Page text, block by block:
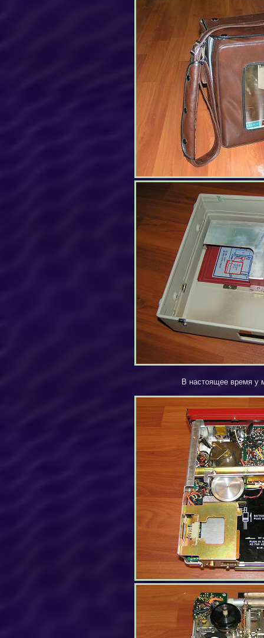
В настоящее время у